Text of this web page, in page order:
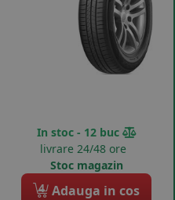
In stoc - 12 buc
livrare 24/48 ore
Stoc magazin
4 Adauga in cos